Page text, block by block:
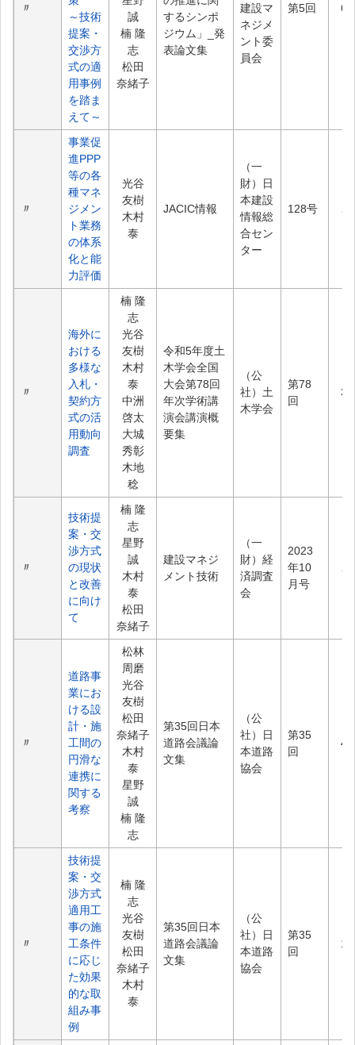
〃
～技術
提案・
交渉方
式の適
用事例
を踏ま
えて～
誠
楠 隆
志
松田
奈緒子
するシンポ
ジウム」_発
表論文集
建設マ
ネジメ
ント委
員会
第5回
〃
事業促
進PPP
等の各
種マネ
ジメン
ト業務
の体系
化と能
力評価
光谷
友樹
木村
泰
JACIC情報
（一
財）日
本建設
情報総
合セン
ター
128号
〃
海外に
おける
多様な
入札・
契約方
式の活
用動向
調査
楠 隆
志
光谷
友樹
木村
泰
中洲
啓太
大城
秀彰
木地
稔
令和5年度土
木学会全国
大会第78回
年次学術講
演会講演概
要集
（公
社）土
木学会
第78
回
〃
技術提
案・交
渉方式
の現状
と改善
に向け
て
楠 隆
志
星野
誠
木村
泰
松田
奈緒子
建設マネジ
メント技術
（一
財）経
済調査
会
2023
年10
月号
〃
道路事
業にお
ける設
計・施
工間の
円滑な
連携に
関する
考察
松林
周磨
光谷
友樹
松田
奈緒子
木村
泰
星野
誠
楠 隆
志
第35回日本
道路会議論
文集
（公
社）日
本道路
協会
第35
回
〃
技術提
案・交
渉方式
適用工
事の施
工条件
に応じ
た効果
的な取
組み事
例
楠 隆
志
光谷
友樹
松田
奈緒子
木村
泰
第35回日本
道路会議論
文集
（公
社）日
本道路
協会
第35
回